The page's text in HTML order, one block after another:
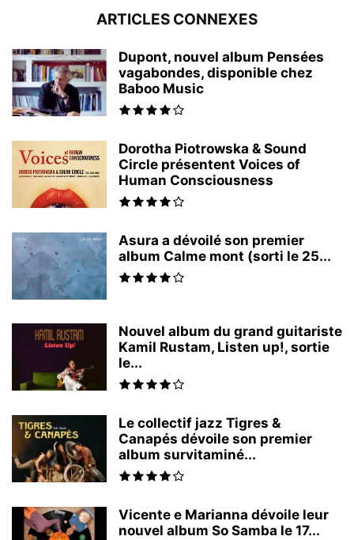
ARTICLES CONNEXES
Dupont, nouvel album Pensées
vagabondes, disponible chez
Baboo Music
Dorotha Piotrowska & Sound
Circle présentent Voices of
Human Consciousness
Asura a dévoilé son premier
album Calme mont (sorti le 25...
Nouvel album du grand guitariste
Kamil Rustam, Listen up!, sortie
le...
Le collectif jazz Tigres &
Canapés dévoile son premier
album survitaminé...
Vicente e Marianna dévoile leur
nouvel album So Samba le 17...